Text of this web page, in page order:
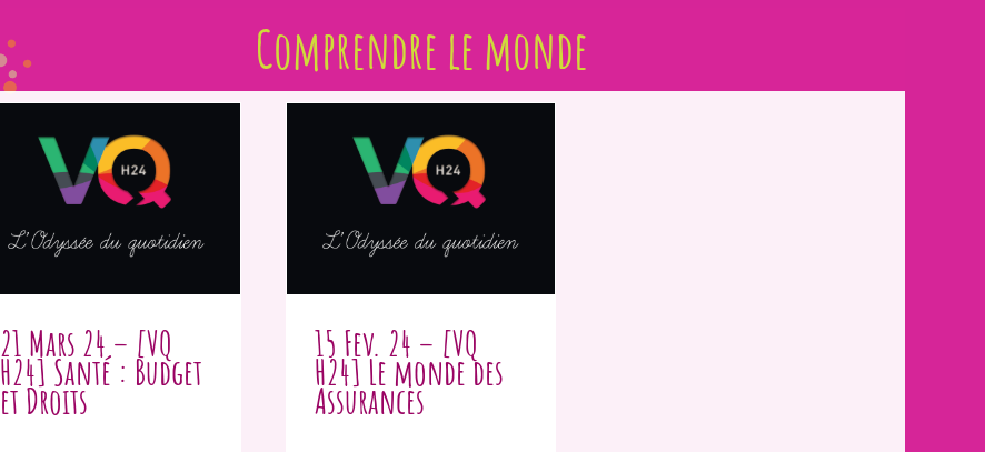
Comprendre le monde
21 Mars 24 – [VQ
H24] Santé : Budget
et Droits
15 Fev. 24 – [VQ
H24] Le monde des
Assurances